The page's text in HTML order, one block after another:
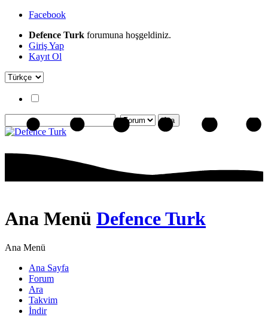
Facebook
Defence Turk forumuna hoşgeldiniz.
Giriş Yap
Kayıt Ol
Ana Menü Defence Turk
Ana Menü
Ana Sayfa
Forum
Ara
Takvim
İndir